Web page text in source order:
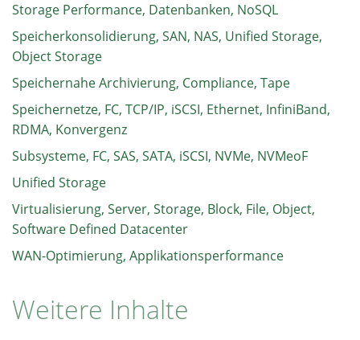
Storage Performance, Datenbanken, NoSQL
Speicherkonsolidierung, SAN, NAS, Unified Storage,
Object Storage
Speichernahe Archivierung, Compliance, Tape
Speichernetze, FC, TCP/IP, iSCSI, Ethernet, InfiniBand,
RDMA, Konvergenz
Subsysteme, FC, SAS, SATA, iSCSI, NVMe, NVMeoF
Unified Storage
Virtualisierung, Server, Storage, Block, File, Object,
Software Defined Datacenter
WAN-Optimierung, Applikationsperformance
Weitere Inhalte